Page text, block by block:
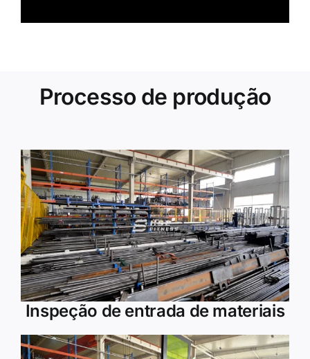
Processo de produção
Inspeção de entrada de materiais